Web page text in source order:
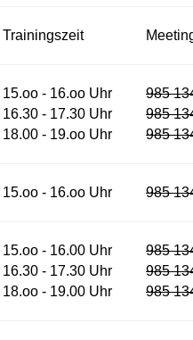
Trainingszeit
15.oo - 16.oo Uhr
985
16.30 - 17.30 Uhr
985
18.00 - 19.oo Uhr 985
15.oo - 16.oo Uhr 985
15.oo - 16.00 Uhr
985
16.30 - 17.30 Uhr
985
18.oo - 19.00 Uhr 985